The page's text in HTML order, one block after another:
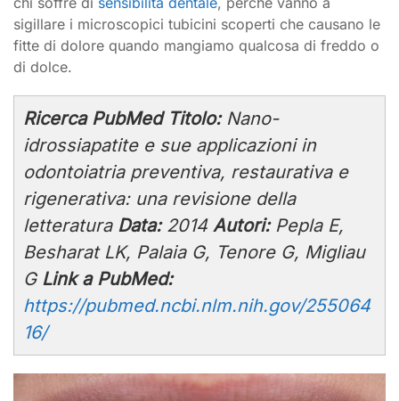
sigillare i microscopici tubicini scoperti che causano le
fitte di dolore quando mangiamo qualcosa di freddo o
di dolce.
Ricerca PubMed Titolo:Nano-
idrossiapatite e sue applicazioni in
odontoiatria preventiva, restaurativa e
rigenerativa: una revisione della
letteratura Data:2014 Autori:Pepla E,
Besharat LK, Palaia G, Tenore G, Migliau
G Link a PubMed:
https://pubmed.ncbi.nlm.nih.gov/255064
16/